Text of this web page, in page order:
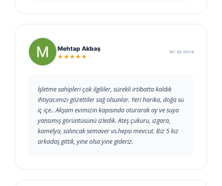
Mehtap Akbaş
★★★★★
bir ay önce
İşletme sahipleri çok ilgililer, sürekli irtibatta kaldık
ihtiyacımızı gözettiler sağ olsunlar. Yeri harika, doğa su
iç içe.. Akşam evimizin kapısında oturarak ay ve suya
yansımış görüntüsünü izledik. Ateş çukuru, ızgara,
kamelya, salıncak semaver vs.hepsi mevcut. Biz 5 kız
arkadaş gittik, yine olsa yine gideriz.